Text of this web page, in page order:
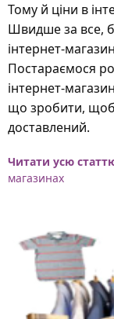
Тому й ціни в
Швидше за все,
інтернет-
Постараємося
інтернет-
що зробити,
доставлений.
Читати усю
магазинах